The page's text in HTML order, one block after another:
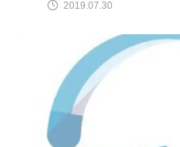
2019.07.30